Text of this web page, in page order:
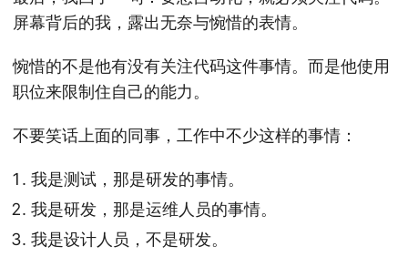
屏幕背后的我，露出无奈与惋惜的表情。
惋惜的不是他有没有关注代码这件事情。而是他使用
职位来限制住自己的能力。
不要笑话上面的同事，工作中不少这样的事情：
我是测试，那是研发的事情。
我是研发，那是运维人员的事情。
我是设计人员，不是研发。